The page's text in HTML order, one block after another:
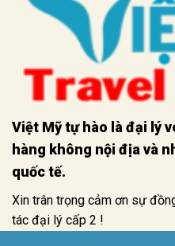
Việt Mỹ tự hào là đại lý
hàng không nội địa và
quốc tế.
Xin trân trọng cảm ơn sự
tác đại lý cấp 2 !